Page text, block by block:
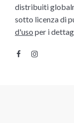
distribuiti
sotto licenza di
d'uso per i